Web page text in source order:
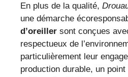
En plus de la qualité,
une démarche
d’oreiller sont conçues
respectueux de
particulièrement leur
production durable, un